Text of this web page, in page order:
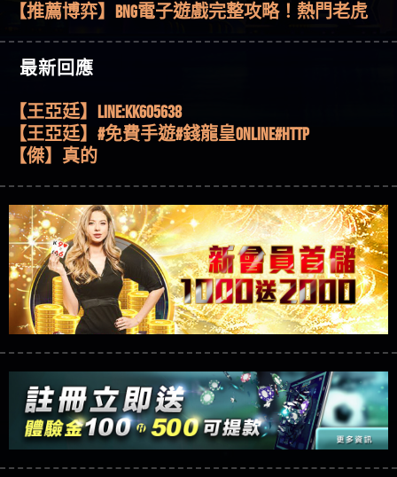
過才知道什麼叫超過3萬種中獎方式！
【推薦博弈】BNG電子遊戲完整攻略！熱門老虎
51,000倍數玩法攻略，輕鬆稱霸老虎機！
【其他問題】「拆解力智投資詐騙套路緊急追討
賴zg369」力智投資是不是詐騙 力智投資是真的嗎
力智投資是詐騙嗎 南部老翁還在癡迷力智投資高
回報獲利 請不要在匯款
【其他問題】 【遇天盛商行詐騙追回資金賴
zg369】天盛商行詐騙 天盛商行是不是詐騙 天盛商
行是真的嗎 天盛商行是詐騙嗎 被天盛商行詐騙一
招教你拿回
【其他問題】 受害者援助賴【zg369】退休老翁被
大戶e點靈詐騙痛不欲生 大戶e點靈是真的嗎 大戶e
點靈是不是詐騙 大戶e點靈是詐騙嗎 大戶e點靈無
法出金 （大戶e點靈）教你如何規避詐騙陷阱
【其他問題】 弘記投資詐騙持續收割國人中【免
費討回資金賴zg369】弘記投資是詐騙嗎 弘記投資
是不是詐騙 弘記投資是真的嗎 被弘記投資詐騙的
錢怎麼辦 本文教你如何拿回被騙資金
【其他問題】 被騙追回賴【zg369】KnTop利用新型
詐騙手法欺詐群眾 KnTop是真的嗎 KnTop是不是詐騙
KnTop是詐騙嗎 【KnTop】KnTop無法出金 被KnTop詐騙
的錢一招拿回
【其他問題】機台運算專案詐騙持續收割國人中
【免費討回資金賴zg369】機台運算專案是詐騙嗎
機台運算專案是不是詐騙 機台運算專案是真的嗎
被機台運算專案詐騙的錢怎麼辦 本文教你如何拿
回被騙資金
【其他問題】 Hoyabit詐騙持續收割國人中【免費
討回資金賴zg369】Hoyabit是詐騙嗎 Hoyabit是不是詐
騙 Hoyabit是真的嗎 被HoyabitHoyabit詐騙的錢怎麼辦
本文教你如何拿回被騙資金
【其他問題】KS.M多元化行銷詐騙持續收割國人
中【免費討回資金賴zg369】KS.M多元化行銷是詐
騙嗎 KS.M多元化行銷是不是詐騙 KS.M多元化行銷是
真的嗎 被KS.M多元化行銷詐騙的錢怎麼辦 本文教
你如何拿回被騙資金
【其他問題】免費追回賴「zg369」深度解析野原
家 Family & Love如何詐騙 野原家 Family & Love是不是詐
騙 野原家 Family & Love是真的嗎 野原家 Family & Love是
詐騙嗎 165多次通報野原家 Family & Love是詐騙平台
請遠離
【其他問題】元盈橋詐騙持續收割國人中【免費
討回資金賴zg369】元盈橋是詐騙嗎 元盈橋是不是
詐騙 元盈橋是真的嗎 被元盈橋詐騙的錢怎麼辦
本文教你如何拿回被騙資金
【其他問題】被騙追回賴【zg369】M.L.Edge利用新
型詐騙手法欺詐群眾 M.L.Edge是真的嗎 M.L.Edge是不
是詐騙 M.L.Edge是詐騙嗎 【M.L.Edge】M.L.Edge無法出
【其他問題】 Robinhood詐騙持續收割國人中【免
費討回資金賴zg369】Robinhood是詐騙嗎 Robinhood是
【其他問題】FLTO詐騙持續收割國人中【免費討回
被騙資金
ALYWS是詐騙嗎 （ALYWS）無法出金 請小心群組暗椿
者免費援助賴zg369）當當詐騙 當當是不是詐騙 當
當是真的嗎 當當是詐騙嗎 六旬老婦深信當當高獲
利回報被騙的家破人亡
【其他問題】用理性數據指路，開啟你的高回報
娛樂之旅
【其他問題】【老玩家不藏私】2025 線上老虎機
這樣挑！RTP、波動率和平台安全的全攻略！
【推薦博弈】這款《ATG 武俠》老虎機真的猛！玩
過才知道什麼叫超過3萬種中獎方式！
【推薦博弈】BNG電子遊戲完整攻略！熱門老虎
最新回應
【傑】推代理真的好相處
回答
【王亞廷】LINE:kK605638
【王亞廷】#免費手遊#錢龍皇ONLINE#http
【傑】真的
【Wei】讚
【沈樂慧】又是九州??爛死了黑網不要玩
【林伊依】爛死了拉贏錢直接鎖帳號可以去吃屎
【陳靜茹】推薦小畢，我也是小畢的會員～～
【黃家羭】推推
【AVA娛樂城】還會自己做假對話來毀謗欸哈哈哈
好厲
【陳順堪】黑網不出金
【黃伊珊】不推薦爛公司
【陳順堪】星匯娛樂城出金幾次後贏錢就不給出
金
【陳順堪】黑網出金幾次後贏了就不出金出
【玩運彩】
【asd】唬爛不出金黑網垃圾平台
【蘇俊曄】所以會出金嗎現在也是一樣的狀況